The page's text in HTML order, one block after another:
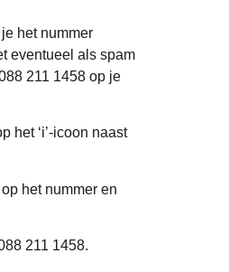
het nummer
eventueel als spam
211 1458 op je
het ‘i’-icoon naast
het nummer en
211 1458.